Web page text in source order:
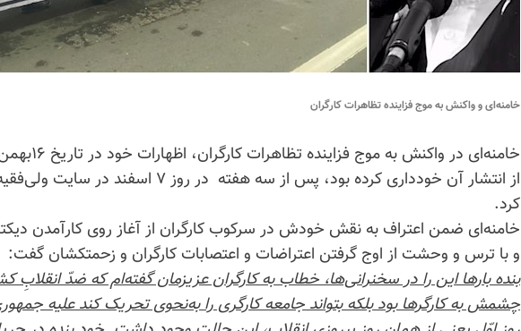
خامنه‌ای و واکنش به موج فزاینده تظاهرات کارگران
خامنه‌ای در واکنش به
از انتشار آن خودداری کرده بود، پس از سه هفته در روز
کرد.
خامنه‌ای ضمن اعتراف به نقش خودش در سرکوب کارگران از آغاز روی کارآمدن
و با ترس و وحشت از اوج گرفتن اعتراضات و اعتصابات کارگران و زحمتکشان گفت:
بنده بارها این را در سخنرانی‌ها، خطاب به کارگران عزیزمان گفته‌ام که ضدّ انقلابِ
چشمش به کارگرها بود بلکه بتواند جامعه کارگری را به‌نحوی تحریک کند علیه